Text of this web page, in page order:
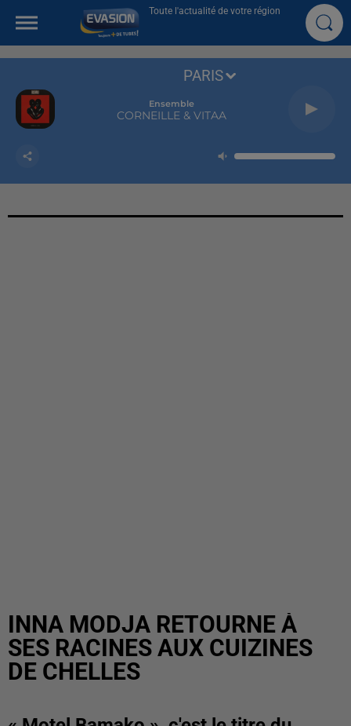
Toute l'actualité de votre région
Ensemble
CORNEILLE & VITAA
PARIS
INNA MODJA RETOURNE À
SES RACINES AUX CUIZINES
DE CHELLES